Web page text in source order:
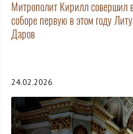
Митрополит Кирилл совершил
соборе первую в этом году
Даров
24.02.2026